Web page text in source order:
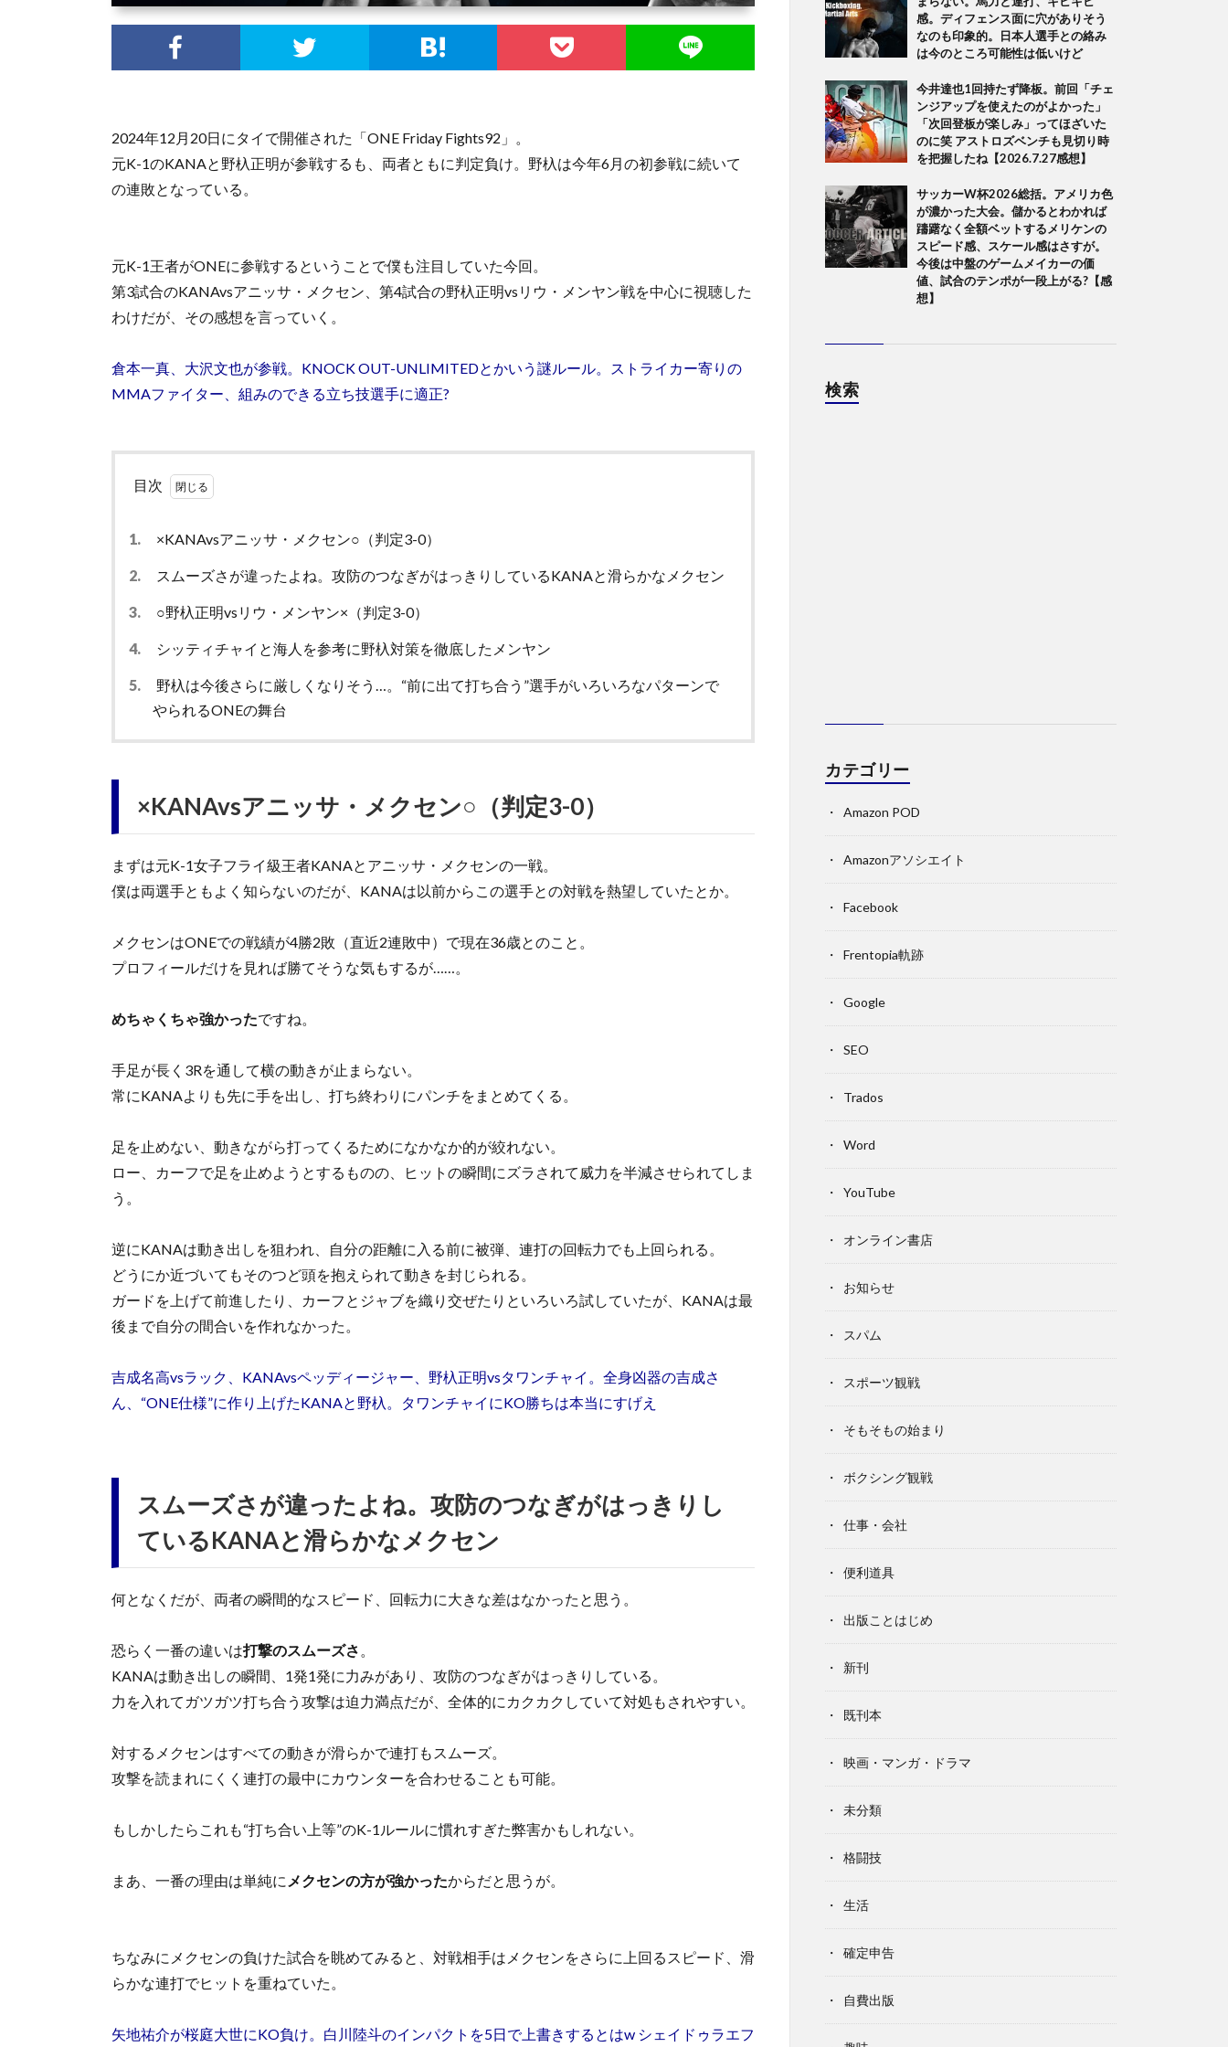
2024年12月20日にタイで開催された「ONE Friday Fights92」。
元K-1のKANAと野杁正明が参戦するも、両者ともに判定負け。野杁は今年6月の初参戦に続いて
の連敗となっている。
元K-1王者がONEに参戦するということで僕も注目していた今回。
第3試合のKANAvsアニッサ・メクセン、第4試合の野杁正明vsリウ・メンヤン戦を中心に視聴した
わけだが、その感想を言っていく。
倉本一真、大沢文也が参戦。KNOCK OUT-UNLIMITEDとかいう謎ルール。ストライカー寄りの
MMAファイター、組みのできる立ち技選手に適正?
目次
1. ×KANAvsアニッサ・メクセン○（判定3-0）
2. スムーズさが違ったよね。攻防のつなぎがはっきりしているKANAと滑らかなメクセン
3. ○野杁正明vsリウ・メンヤン×（判定3-0）
4. シッティチャイと海人を参考に野杁対策を徹底したメンヤン
5.
野杁は今後さらに厳しくなりそう…。“前に出て打ち合う”選手がいろいろなパターンで
やられるONEの舞台
×KANAvsアニッサ・メクセン○（判定3-0）
まずは元K-1女子フライ級王者KANAとアニッサ・メクセンの一戦。
僕は両選手ともよく知らないのだが、KANAは以前からこの選手との対戦を熱望していたとか。
メクセンはONEでの戦績が4勝2敗（直近2連敗中）で現在36歳とのこと。
プロフィールだけを見れば勝てそうな気もするが……。
めちゃくちゃ強かったですね。
手足が長く3Rを通して横の動きが止まらない。
常にKANAよりも先に手を出し、打ち終わりにパンチをまとめてくる。
足を止めない、動きながら打ってくるためになかなか的が絞れない。
ロー、カーフで足を止めようとするものの、ヒットの瞬間にズラされて威力を半減させられてしま
う。
逆にKANAは動き出しを狙われ、自分の距離に入る前に被弾、連打の回転力でも上回られる。
どうにか近づいてもそのつど頭を抱えられて動きを封じられる。
ガードを上げて前進したり、カーフとジャブを織り交ぜたりといろいろ試していたが、KANAは最
後まで自分の間合いを作れなかった。
吉成名高vsラック、KANAvsペッディージャー、野杁正明vsタワンチャイ。全身凶器の吉成さ
ん、“ONE仕様”に作り上げたKANAと野杁。タワンチャイにKO勝ちは本当にすげえ
スムーズさが違ったよね。攻防のつなぎがはっきりし
ているKANAと滑らかなメクセン
何となくだが、両者の瞬間的なスピード、回転力に大きな差はなかったと思う。
恐らく一番の違いは打撃のスムーズさ
KANAは動き出しの瞬間、1発1発に力みがあり、攻防のつなぎがはっきりしている。
力を入れてガツガツ打ち合う攻撃は迫力満点だが、全体的にカクカクしていて対処もされやすい。
対するメクセンはすべての動きが滑らかで連打もスムーズ。
攻撃を読まれにくく連打の最中にカウンターを合わせることも可能。
もしかしたらこれも“打ち合い上等”のK-1ルールに慣れすぎた弊害かもしれない。
まあ、一番の理由は単純に メクセンの方が強かったからだと思うが。
ちなみにメクセンの負けた試合を眺めてみると、対戦相手はメクセンをさらに上回るスピード、滑
らかな連打でヒットを重ねていた。
矢地祐介が桜庭大世にKO負け。白川陸斗のインパクトを5日で上書きするとはw シェイドゥラエフ
感。ディフェンス面に穴がありそう
なのも印象的。日本人選手との絡み
は今のところ可能性は低いけど
今井達也1回持たず降板。前回「チェ
ンジアップを使えたのがよかった」
「次回登板が楽しみ」ってほざいた
のに笑 アストロズベンチも見切り時
を把握したね【2026.7.27感想】
サッカーW杯2026総括。アメリカ色
が濃かった大会。儲かるとわかれば
躊躇なく全額ベットするメリケンの
スピード感、スケール感はさすが。
今後は中盤のゲームメイカーの価
値、試合のテンポが一段上がる?【感
想】
検索
カテゴリー
Amazon POD
Amazonアソシエイト
Facebook
Frentopia軌跡
Google
SEO
Trados
Word
YouTube
オンライン書店
お知らせ
スパム
スポーツ観戦
そもそもの始まり
ボクシング観戦
仕事・会社
便利道具
出版ことはじめ
新刊
既刊本
映画・マンガ・ドラマ
未分類
格闘技
生活
確定申告
自費出版